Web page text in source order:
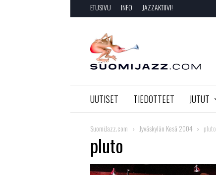
ETUSIVU INFO JAZZAKTIIVI!
SuomiJazz.com
UUTISET TIEDOTTEET JUTUT
SuomiJazz.com Jyväskylän Kesä 2004 pluto
pluto